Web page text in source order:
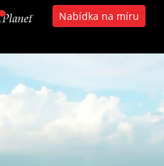
Nabídka na míru